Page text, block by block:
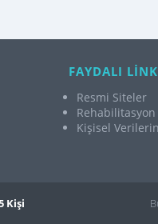
FAYDALI
Resmi Siteler
Rehabilitasyon
Kişisel
Kişi